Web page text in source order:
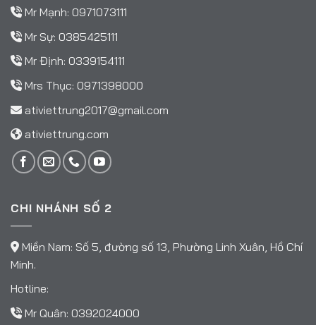
Mr Mạnh: 0971073111
Mr Sự: 0385425111
Mr Định: 0339154111
Mrs Thục: 0971398000
ativiettrung2017@gmail.com
ativiettrung.com
CHI NHÁNH SỐ 2
Miền Nam: Số 5, đường số 13, Phường Linh Xuân, Hồ Chí
Minh.
Hotline:
Mr Quân: 0392024000